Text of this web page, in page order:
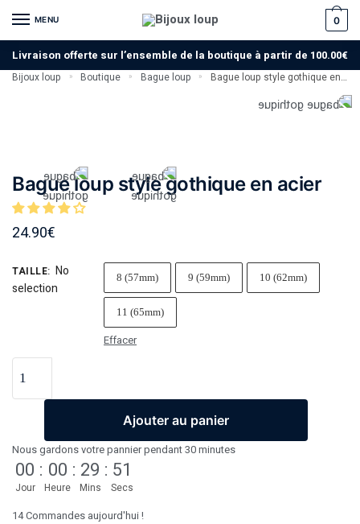
MENU 0
Livraison offerte sur l’ensemble de la boutique à partir de 100.00€
Bijoux loup » Boutique » Bague loup » Bague loup style gothique en acier
Bague loup style gothique en acier
24.90€
TAILLE: No
selection
8 (57mm) 9 (59mm) 10 (62mm)
11 (65mm)
Effacer
Ajouter au panier
Nous gardons votre pannier pendant 30 minutes
00
Jour
: 00
Heure
: 29
Mins
: 51
Secs
14 Commandes aujourd'hui !